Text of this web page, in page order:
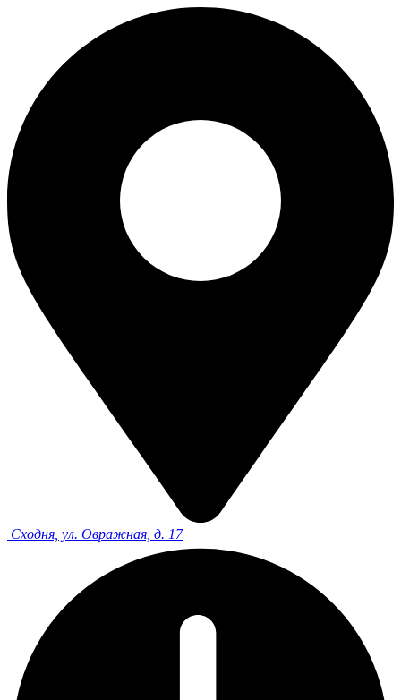
Сходня, ул. Овражная, д. 17